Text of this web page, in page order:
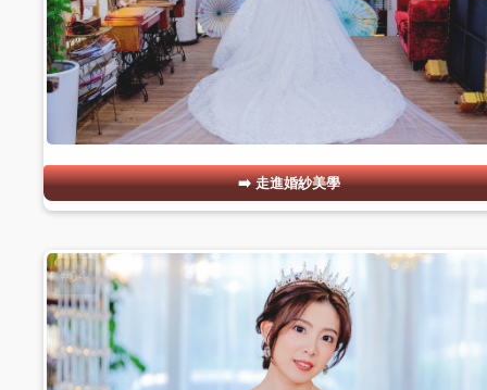
走進婚紗美學
#04